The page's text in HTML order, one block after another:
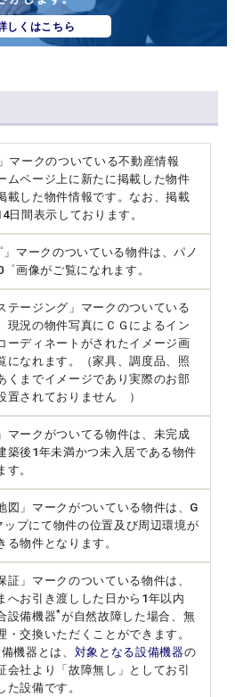
しくはこちら
」マークのついている不動産情報
ムページ上に新たに掲載した物件
載した物件情報です。なお、掲載
日間表示しております。
」マークのついている物件は、パノ
画像がご覧になれます。
テージング」マークのついている
現況の物件写真にＣＧによるイン
ーディネートがされたイメージ画
になれます。（家具、調度品、照
くまでイメージであり実際のお部
置されておりません ）
マークがついてる物件は、未完成
築後1年未満かつ未入居である物件
す。
図」マークがついている物件は、G
プにて物件の位置及び周辺環境が
る物件となります。
証」マークのついている物件は、
へお引き渡しした日から1年以内
設備機器*が自然故障した場合、無
・交換いただくことができます。
機器とは、 対象となる設備機器の
会社より「故障無し」としてお引
た設備です。